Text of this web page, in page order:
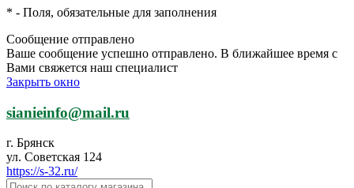
* - Поля, обязательные для заполнения
Сообщение отправлено
Ваше сообщение успешно отправлено. В ближайшее время с
Вами свяжется наш специалист
Закрыть окно
sianieinfo@mail.ru
г. Брянск
ул. Советская 124
https://s-32.ru/